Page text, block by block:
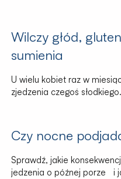
Wilczy głód,
sumienia
U wielu kobiet raz w
zjedzenia czegoś
opowiedziała
Czy nocne
Sprawdź, jakie
jedzenia o późnej porze i